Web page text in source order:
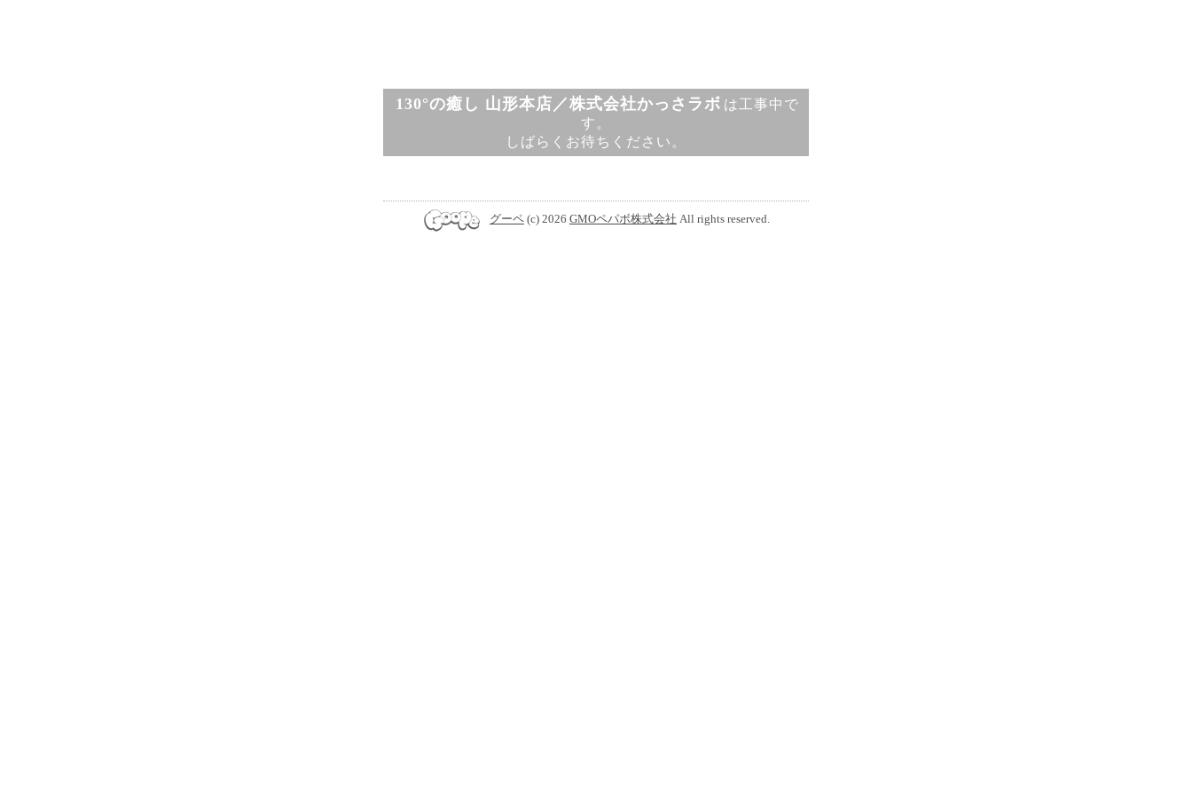
130°の癒し 山形本店／株式会社かっさラボ は工事中で
す。
しばらくお待ちください。
グーペ (c) 2026 GMOペパボ株式会社 All rights reserved.